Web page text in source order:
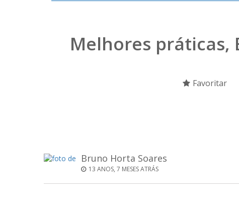
Melhores práticas,
Favoritar
Bruno Horta Soares
13 ANOS, 7 MESES ATRÁS